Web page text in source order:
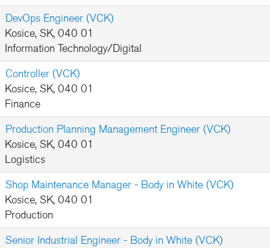
DevOps Engineer (VCK)
Kosice, SK, 040 01
Information Technology/Digital
Controller (VCK)
Kosice, SK, 040 01
Finance
Production Planning Management Engineer (VCK)
Kosice, SK, 040 01
Logistics
Shop Maintenance Manager - Body in White (VCK)
Kosice, SK, 040 01
Production
Senior Industrial Engineer - Body in White (VCK)